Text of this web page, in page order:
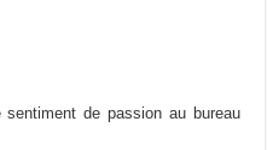
sentiment de passion au bureau